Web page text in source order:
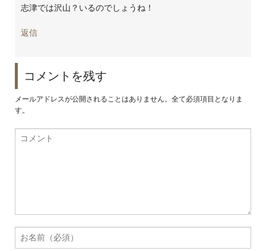
志津では沢山？いるのでしょうね！
返信
コメントを残す
メールアドレスが公開されることはありません。全て必須項目となりま
す。